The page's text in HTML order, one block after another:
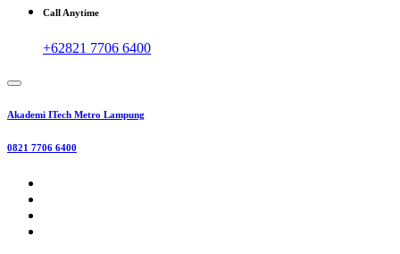
Call Anytime
+62821 7706 6400
Akademi ITech Metro Lampung
0821 7706 6400